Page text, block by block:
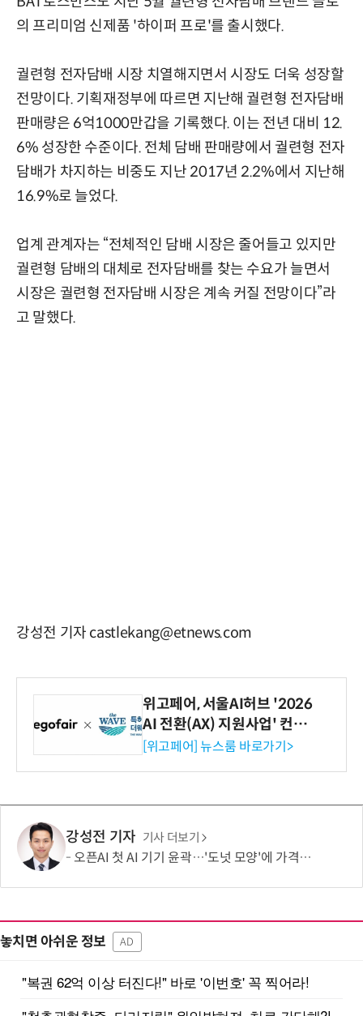
의 프리미엄 신제품 '하이퍼 프로'를 출시했다.
궐련형 전자담배 시장 치열해지면서 시장도 더욱 성장할
전망이다. 기획재정부에 따르면 지난해 궐련형 전자담배
판매량은 6억1000만갑을 기록했다. 이는 전년 대비 12.
6% 성장한 수준이다. 전체 담배 판매량에서 궐련형 전자
담배가 차지하는 비중도 지난 2017년 2.2%에서 지난해
16.9%로 늘었다.
업계 관계자는 “전체적인 담배 시장은 줄어들고 있지만
궐련형 담배의 대체로 전자담배를 찾는 수요가 늘면서
시장은 궐련형 전자담배 시장은 계속 커질 전망이다”라
고 말했다.
강성전 기자 castlekang@etnews.com
위고페어, 서울AI허브 '2026
AI 전환(AX) 지원사업' 컨소
시엄 선정
[위고페어] 뉴스룸 바로가기>
강성전 기자 기사 더보기
오픈AI 첫 AI 기기 윤곽…'도넛 모양'에 가격은 300~400달러
놓치면 아쉬운 정보 AD